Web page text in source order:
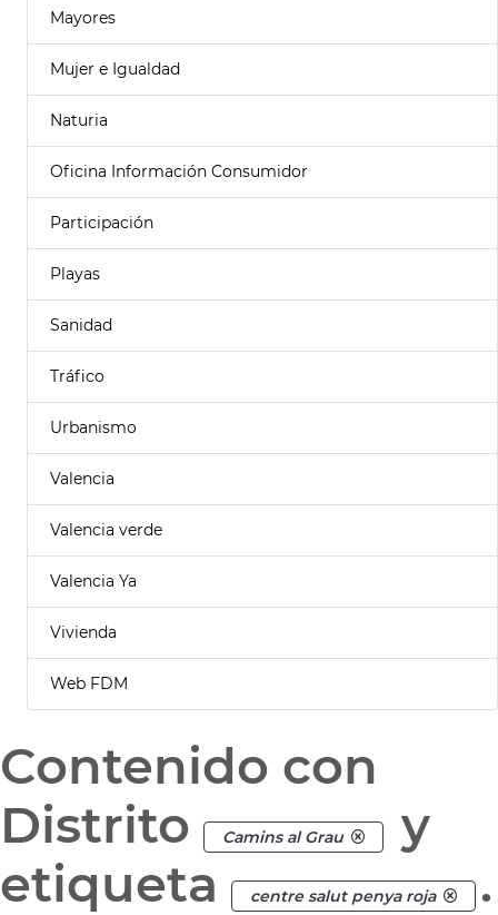
Mayores
Mujer e Igualdad
Naturia
Oficina Información Consumidor
Participación
Playas
Sanidad
Tráfico
Urbanismo
Valencia
Valencia verde
Valencia Ya
Vivienda
Web FDM
Contenido con
Distrito
Camins al Grau
y
etiqueta
centre salut penya roja .